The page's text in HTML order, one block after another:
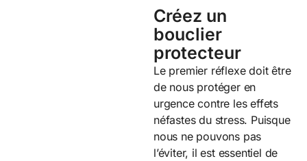
Créez un
bouclier
protecteur
Le premier réflexe doit être
de nous protéger en
urgence contre les effets
néfastes du stress. Puisque
nous ne pouvons pas
l’éviter, il est essentiel de